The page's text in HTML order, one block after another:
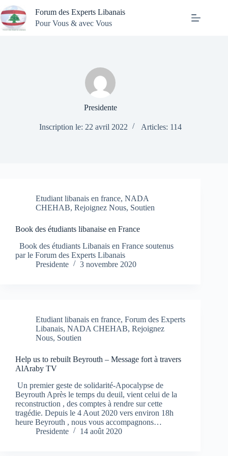
Passer
au
contenu
Forum des Experts Libanais
Pour Vous & avec Vous
Presidente
Inscription le: 22 avril 2022 Articles: 114
Etudiant libanais en france, NADA
CHEHAB, Rejoignez Nous, Soutien
Book des étudiants libanaise en France
Book des étudiants Libanais en France soutenus
par le Forum des Experts Libanais
Presidente
3 novembre 2020
Etudiant libanais en france, Forum des Experts
Libanais, NADA CHEHAB, Rejoignez
Nous, Soutien
Help us to rebuilt Beyrouth – Message fort à travers
AlAraby TV
Un premier geste de solidarité-Apocalypse de
Beyrouth Après le temps du deuil, vient celui de la
reconstruction , des comptes à rendre sur cette
tragédie. Depuis le 4 Aout 2020 vers environ 18h
heure Beyrouth , nous vous accompagnons…
Presidente
14 août 2020